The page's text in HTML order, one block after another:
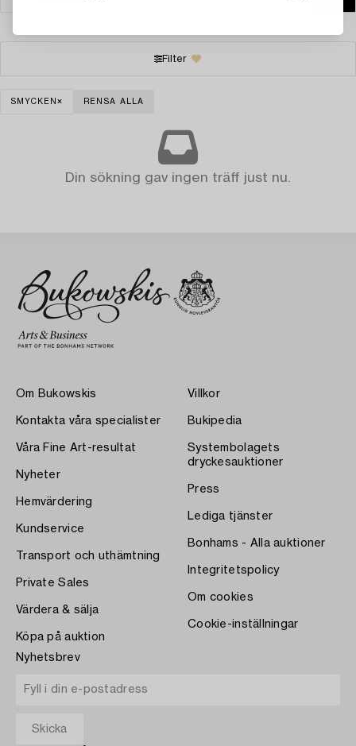
Filter
SMYCKEN RENSA ALLA
Din sökning gav ingen träff just nu.
Om Bukowskis
Kontakta våra specialister
Våra Fine Art-resultat
Nyheter
Hemvärdering
Kundservice
Transport och uthämtning
Private Sales
Värdera & sälja
Köpa på auktion
Villkor
Bukipedia
Systembolagets
dryckesauktioner
Press
Lediga tjänster
Bonhams - Alla auktioner
Integritetspolicy
Om cookies
Cookie-inställningar
Nyhetsbrev